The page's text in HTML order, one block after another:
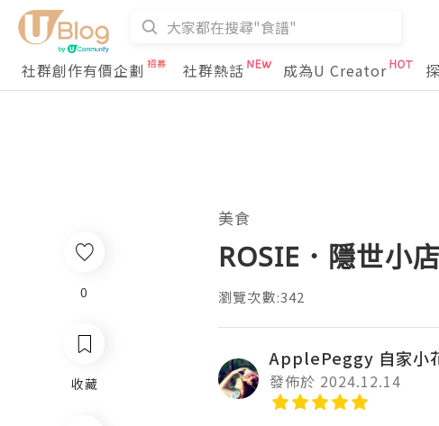
社群創作有價企劃
社群熱話 成為U Creator
0
收藏
美食
ROSIE．隱世小
瀏覽次數:342
ApplePeggy 自家小
發佈於 2024.12.14